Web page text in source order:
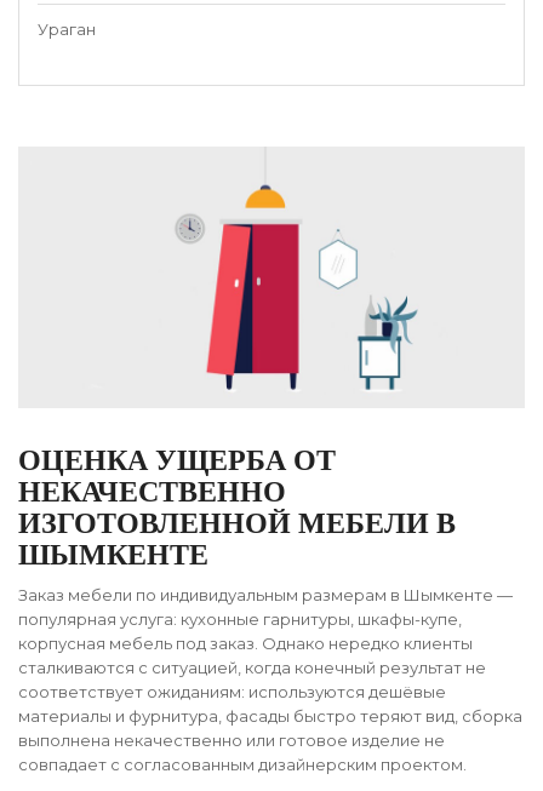
Ураган
ОЦЕНКА УЩЕРБА ОТ
НЕКАЧЕСТВЕННО
ИЗГОТОВЛЕННОЙ МЕБЕЛИ В
ШЫМКЕНТЕ
Заказ мебели по индивидуальным размерам в Шымкенте —
популярная услуга: кухонные гарнитуры, шкафы-купе,
корпусная мебель под заказ. Однако нередко клиенты
сталкиваются с ситуацией, когда конечный результат не
соответствует ожиданиям: используются дешёвые
материалы и фурнитура, фасады быстро теряют вид, сборка
выполнена некачественно или готовое изделие не
совпадает с согласованным дизайнерским проектом.